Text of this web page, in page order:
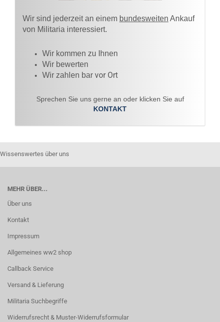
Wir sind jederzeit an einem bundesweiten Ankauf
von Militaria interessiert.
Wir kommen zu Ihnen​
Wir bewerten
Wir zahlen bar vor Ort
Sprechen Sie uns gerne an oder klicken Sie auf
KONTAKT
Wissenswertes über uns
MEHR ÜBER...
Über uns
Kontakt
Impressum
Allgemeines ww2 shop
Callback Service
Versand & Lieferung
Militaria Suchbegriffe
Widerrufsrecht & Muster-Widerrufsformular